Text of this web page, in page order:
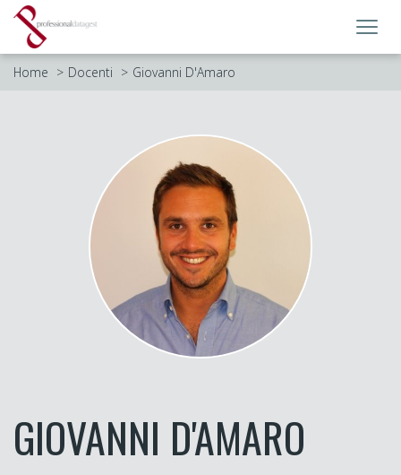
Home Docenti Giovanni D'Amaro
GIOVANNI D'AMARO